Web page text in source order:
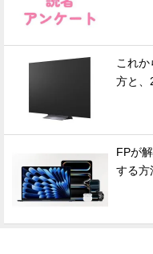
これか
方と、
FPが
する方